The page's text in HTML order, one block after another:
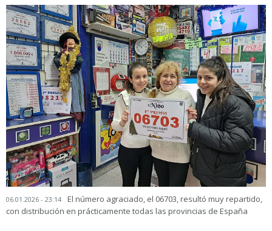
06.01.2026 - 23:14
El número agraciado, el 06703, resultó muy repartido,
con distribución en prácticamente todas las provincias de España